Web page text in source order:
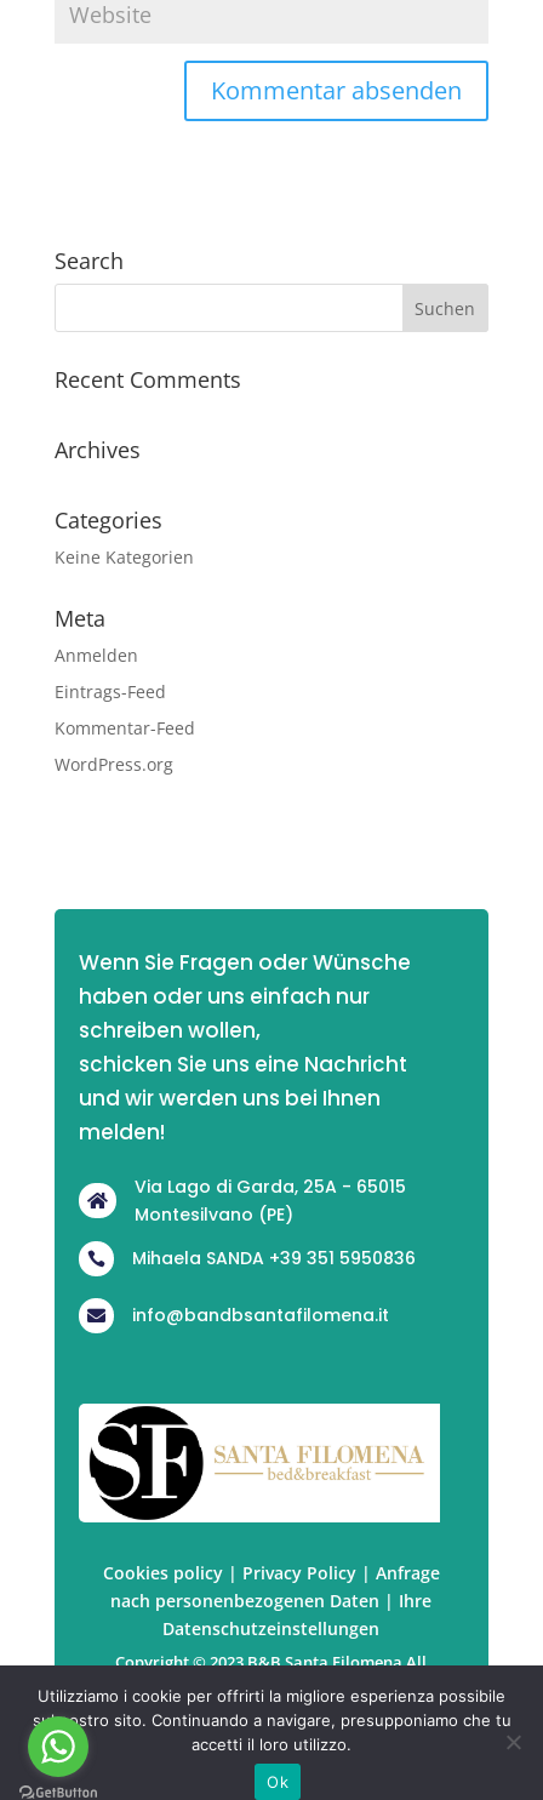
Search
Recent Comments
Archives
Categories
Keine Kategorien
Meta
Anmelden
Eintrags-Feed
Kommentar-Feed
WordPress.org
Wenn Sie Fragen oder Wünsche
haben oder uns einfach nur
schreiben wollen,
schicken Sie uns eine Nachricht
und wir werden uns bei Ihnen
melden!

Via Lago di Garda, 25A - 65015
Montesilvano (PE)
 Mihaela SANDA +39 351 5950836
 info@bandbsantafilomena.it
Cookies policy| Privacy Policy| Anfrage
nach personenbezogenen Daten | Ihre
Datenschutzeinstellungen
Copyright © 2023 B&B Santa Filomena All
rights reserved. | P.Iva: PRTSDM67B41Z129P
Powered byKuboWeb
Utilizziamo i cookie per offrirti la migliore esperienza possibile
sul nostro sito. Continuando a navigare, presupponiamo che tu
accetti il loro utilizzo.
Ok